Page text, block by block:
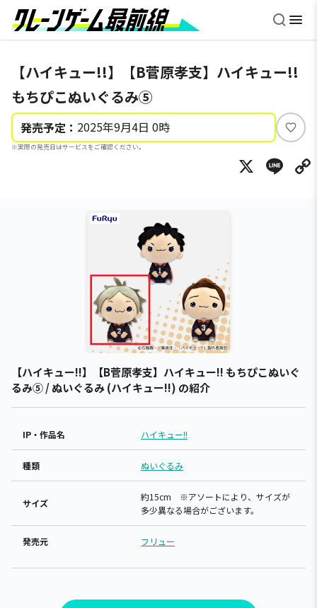
【ハイキュー!!】【B菅原孝支】ハイキュー!!
もちぴこぬいぐるみ⑤
発売予定： 2025年9月4日 0時
※実際の発売日はサービスをご確認ください。
い
ね
X
【ハイキュー!!】【B菅原孝支】ハイキュー!! もちぴこぬいぐ
るみ⑤ / ぬいぐるみ (ハイキュー!!) の紹介
IP・作品名 ハイキュー!!
種類 ぬいぐるみ
サイズ
約15cm ※アソートにより、サイズが
多少異なる場合がございます。
発売元 フリュー